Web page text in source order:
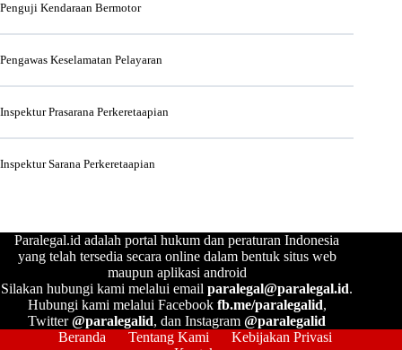
Penguji Kendaraan Bermotor
Pengawas Keselamatan Pelayaran
Inspektur Prasarana Perkeretaapian
Inspektur Sarana Perkeretaapian
Paralegal.id adalah portal hukum dan peraturan Indonesia
yang telah tersedia secara online dalam bentuk situs web
maupun aplikasi android
Silakan hubungi kami melalui emailparalegal@paralegal.id.
Hubungi kami melalui Facebook fb.me/paralegalid,
Twitter@paralegalid, dan Instagram@paralegalid
Beranda
Tentang Kami
Kebijakan Privasi